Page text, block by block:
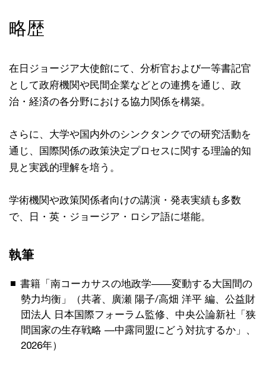
略歴
在日ジョージア大使館にて、分析官および一等書記官
として政府機関や民間企業などとの連携を通じ、政
治・経済の各分野における協力関係を構築。
さらに、大学や国内外のシンクタンクでの研究活動を
通じ、国際関係の政策決定プロセスに関する理論的知
見と実践的理解を培う。
学術機関や政策関係者向けの講演・発表実績も多数
で、日・英・ジョージア・ロシア語に堪能。
執筆
書籍「南コーカサスの地政学――変動する大国間の
勢力均衡」（共著、廣瀬 陽子/高畑 洋平 編、公益財
団法人 日本国際フォーラム監修、中央公論新社「狭
間国家の生存戦略 ―中露同盟にどう対抗するか」、
2026年）